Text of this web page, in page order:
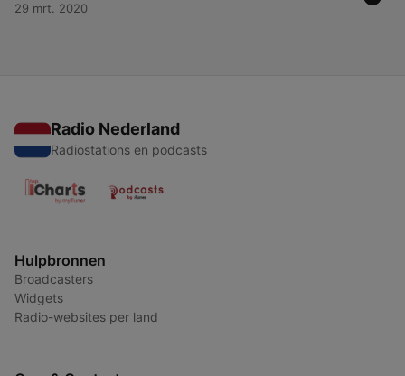
29 mrt. 2020
Radio Nederland
Radiostations en podcasts
Hulpbronnen
Broadcasters
Widgets
Radio-websites per land